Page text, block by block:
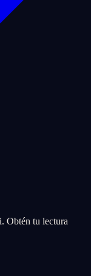
Obtén tu lectura